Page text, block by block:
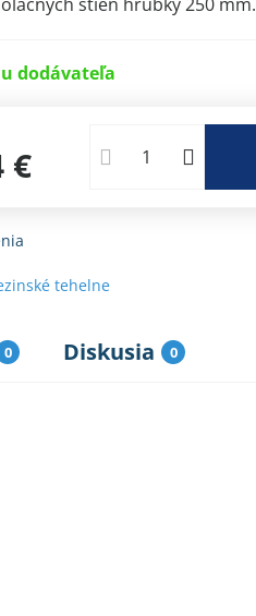
dodávateľa
€
tehelne
0 Diskusia 0